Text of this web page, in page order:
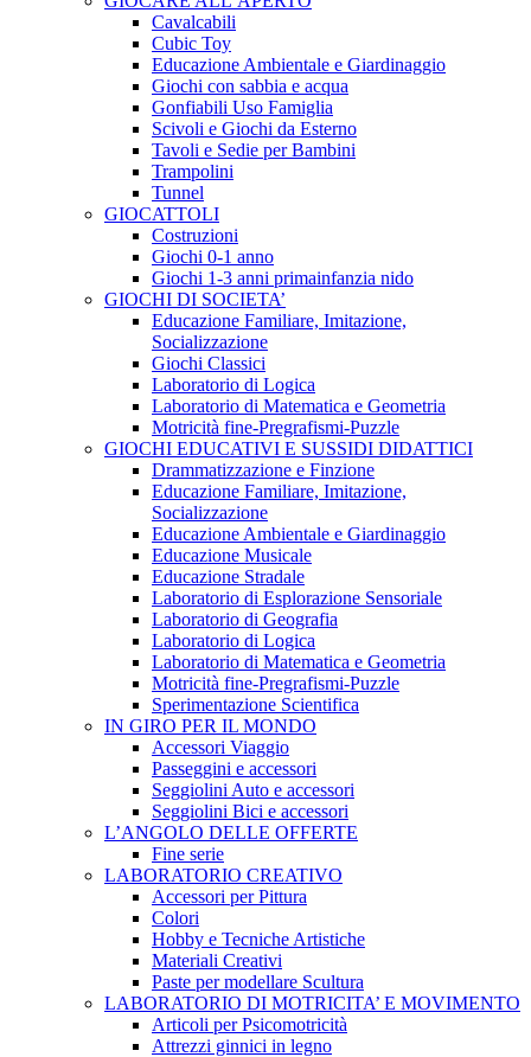
Cavalcabili
Cubic Toy
Educazione Ambientale e Giardinaggio
Giochi con sabbia e acqua
Gonfiabili Uso Famiglia
Scivoli e Giochi da Esterno
Tavoli e Sedie per Bambini
Trampolini
Tunnel
GIOCATTOLI
Costruzioni
Giochi 0-1 anno
Giochi 1-3 anni primainfanzia nido
GIOCHI DI SOCIETA’
Educazione Familiare, Imitazione,
Socializzazione
Giochi Classici
Laboratorio di Logica
Laboratorio di Matematica e Geometria
Motricità fine-Pregrafismi-Puzzle
GIOCHI EDUCATIVI E SUSSIDI DIDATTICI
Drammatizzazione e Finzione
Educazione Familiare, Imitazione,
Socializzazione
Educazione Ambientale e Giardinaggio
Educazione Musicale
Educazione Stradale
Laboratorio di Esplorazione Sensoriale
Laboratorio di Geografia
Laboratorio di Logica
Laboratorio di Matematica e Geometria
Motricità fine-Pregrafismi-Puzzle
Sperimentazione Scientifica
IN GIRO PER IL MONDO
Accessori Viaggio
Passeggini e accessori
Seggiolini Auto e accessori
Seggiolini Bici e accessori
L’ANGOLO DELLE OFFERTE
Fine serie
LABORATORIO CREATIVO
Accessori per Pittura
Colori
Hobby e Tecniche Artistiche
Materiali Creativi
Paste per modellare Scultura
LABORATORIO DI MOTRICITA’ E MOVIMENTO
Articoli per Psicomotricità
Attrezzi ginnici in legno